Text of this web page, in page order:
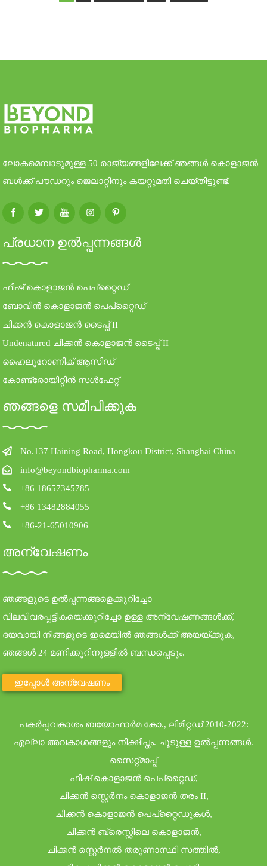
ലോകമെമ്പാടുമുള്ള 50 രാജ്യങ്ങളിലേക്ക് ഞങ്ങൾ കൊളാജൻ
ബൾക്ക് പൗഡറും ജെലാറ്റിനും കയറ്റുമതി ചെയ്തിട്ടുണ്ട്.
പ്രധാന ഉൽപ്പന്നങ്ങൾ
ഫിഷ് കൊളാജൻ പെപ്റ്റൈഡ്
ബോവിൻ കൊളാജൻ പെപ്റ്റൈഡ്
ചിക്കൻ കൊളാജൻ ടൈപ്പ് II
Undenatured ചിക്കൻ കൊളാജൻ ടൈപ്പ് II
ഹൈലൂറോണിക് ആസിഡ്
കോണ്ട്രോയിറ്റിൻ സൾഫേറ്റ്
ഞങ്ങളെ സമീപിക്കുക
No.137 Haining Road, Hongkou District, Shanghai China
info@beyondbiopharma.com
+86 18657345785
+86 13482884055
+86-21-65010906
അന്വേഷണം
ഞങ്ങളുടെ ഉൽപ്പന്നങ്ങളെക്കുറിച്ചോ
വിലവിവരപ്പട്ടികയെക്കുറിച്ചോ ഉള്ള അന്വേഷണങ്ങൾക്ക്,
ദയവായി നിങ്ങളുടെ ഇമെയിൽ ഞങ്ങൾക്ക് അയയ്ക്കുക,
ഞങ്ങൾ 24 മണിക്കൂറിനുള്ളിൽ ബന്ധപ്പെടും.
ഇപ്പോൾ അന്വേഷണം
പകർപ്പവകാശം ബയോഫാർമ കോ., ലിമിറ്റഡ് 2010-2022:
എല്ലാ അവകാശങ്ങളും നിക്ഷിപ്തം. ചൂടുള്ള ഉൽപ്പന്നങ്ങൾ.
സൈറ്റ്മാപ്പ്
ഫിഷ് കൊളാജൻ പെപ്റ്റൈഡ്,
ചിക്കൻ സ്റ്റെർനം കൊളാജൻ തരം II,
ചിക്കൻ കൊളാജൻ പെപ്റ്റൈഡുകൾ,
ചിക്കൻ ബ്രെസ്റ്റിലെ കൊളാജൻ,
ചിക്കൻ സ്റ്റെർനൽ തരുണാസ്ഥി സത്തിൽ,